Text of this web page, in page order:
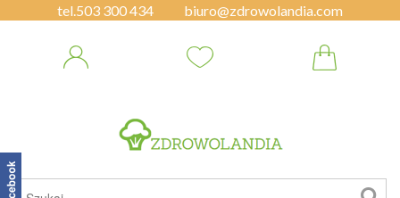
tel.503 300 434 biuro@zdrowolandia.com